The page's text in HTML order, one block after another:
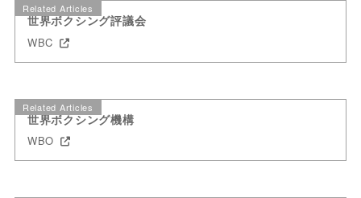
Related Articles
世界ボクシング評議会
WBC
Related Articles
世界ボクシング機構
WBO